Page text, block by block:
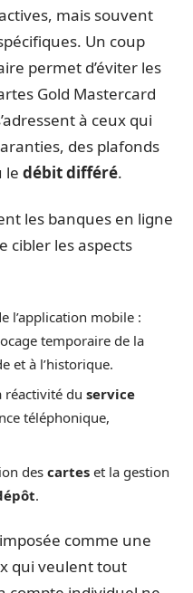
mais souvent
Un coup
permet d’éviter les
Gold Mastercard
à ceux qui
des plafonds
le débit différé.
les banques en ligne
cibler les aspects
l’application mobile :
temporaire de la
et à l’historique.
réactivité du service
téléphonique,
descartes et la gestion
.
imposée comme une
qui veulent tout